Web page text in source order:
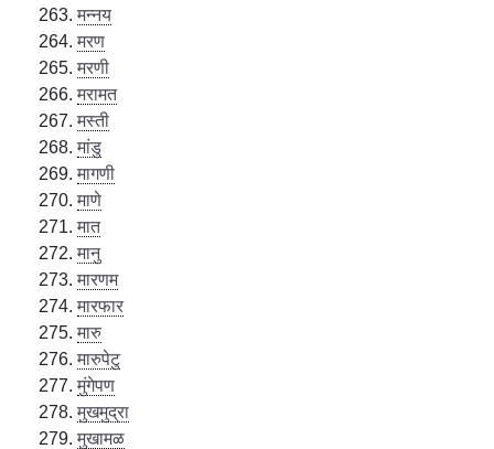
मन्नय
मरण
मरणी
मरामत
मस्ती
मांडु
मागणी
माणे
मात
मानु
मारणम
मारफार
मारु
मारुपेटु
मुंगेपण
मुखमुद्रा
मुखामळ